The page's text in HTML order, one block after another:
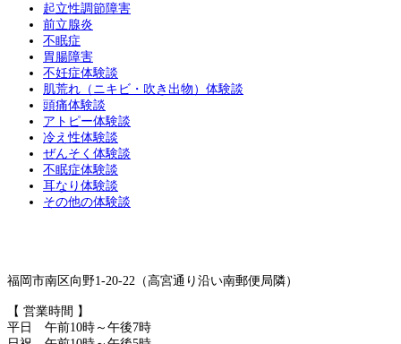
起立性調節障害
前立腺炎
不眠症
胃腸障害
不妊症体験談
肌荒れ（ニキビ・吹き出物）体験談
頭痛体験談
アトピー体験談
冷え性体験談
ぜんそく体験談
不眠症体験談
耳なり体験談
その他の体験談
福岡市南区向野1-20-22（高宮通り沿い南郵便局隣）
【 営業時間 】
平日 午前10時～午後7時